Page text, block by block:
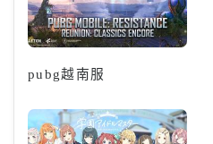
pubg越南服